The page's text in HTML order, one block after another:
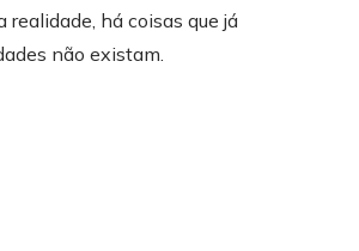
há coisas que já
não existam.